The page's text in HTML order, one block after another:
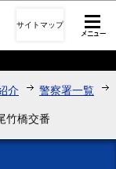
サイトマップ
介 警察署一覧
竹橋交番